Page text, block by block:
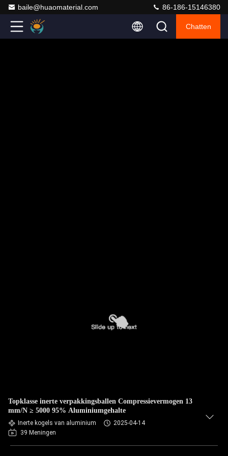
baile@huaomaterial.com 86-186-15146380
Chatten
Topklasse inerte verpakkingsballen Compressievermogen 13
mm/N ≥ 5000 95% Aluminiumgehalte
Inerte kogels van aluminium
2025-04-14
39 Meningen